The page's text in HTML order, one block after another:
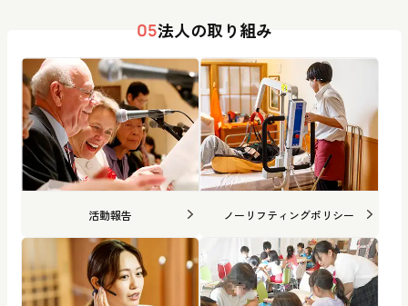
05法人の取り組み
活動報告 ノーリフティングポリシー